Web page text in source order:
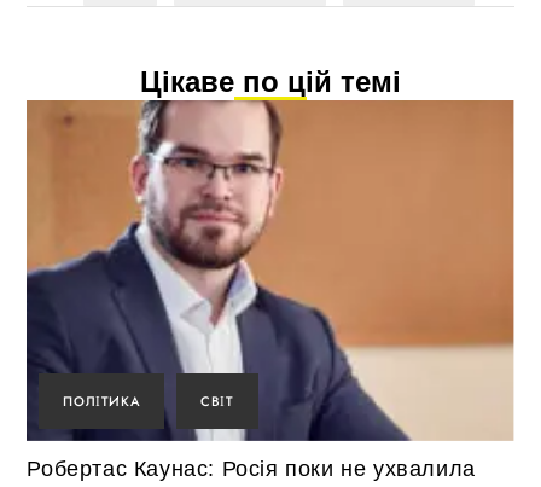
Цікаве по цій темі
ПОЛІТИКА СВІТ
Робертас Каунас: Росія поки не ухвалила